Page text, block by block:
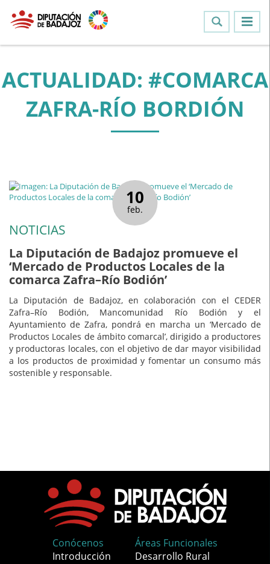
ACTUALIDAD: #COMARCA
ZAFRA-RÍO BORDIÓN
10
feb.
NOTICIAS
La Diputación de Badajoz promueve el
‘Mercado de Productos Locales de la
comarca Zafra–Río Bodión’
La Diputación de Badajoz, en colaboración con el CEDER
Zafra–Río Bodión, Mancomunidad Río Bodión y el
Ayuntamiento de Zafra, pondrá en marcha un ‘Mercado de
Productos Locales de ámbito comarcal’, dirigido a productores
y productoras locales, con el objetivo de dar mayor visibilidad
a los productos de proximidad y fomentar un consumo más
sostenible y responsable.
Conócenos
Introducción
Áreas Funcionales
Desarrollo Rural